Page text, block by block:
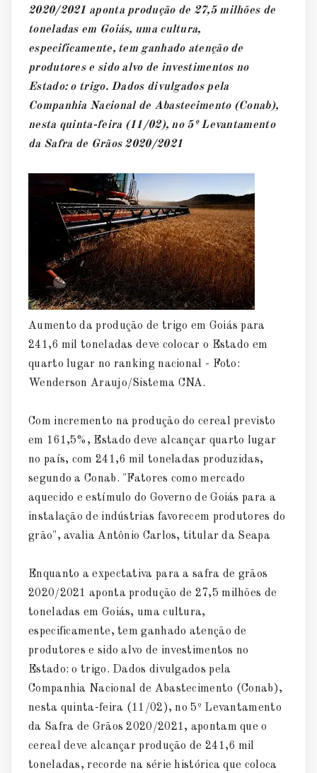
2020/2021 aponta produção de 27,5 milhões de
toneladas em Goiás, uma cultura,
especificamente, tem ganhado atenção de
produtores e sido alvo de investimentos no
Estado: o trigo. Dados divulgados pela
Companhia Nacional de Abastecimento (Conab),
nesta quinta-feira (11/02), no 5º Levantamento
da Safra de Grãos 2020/2021
Aumento da produção de trigo em Goiás para
241,6 mil toneladas deve colocar o Estado em
quarto lugar no ranking nacional - Foto:
Wenderson Araujo/Sistema CNA.
Com incremento na produção do cereal previsto
em 161,5%, Estado deve alcançar quarto lugar
no país, com 241,6 mil toneladas produzidas,
segundo a Conab. "Fatores como mercado
aquecido e estímulo do Governo de Goiás para a
instalação de indústrias favorecem produtores do
grão", avalia Antônio Carlos, titular da Seapa
Enquanto a expectativa para a safra de grãos
2020/2021 aponta produção de 27,5 milhões de
toneladas em Goiás, uma cultura,
especificamente, tem ganhado atenção de
produtores e sido alvo de investimentos no
Estado: o trigo. Dados divulgados pela
Companhia Nacional de Abastecimento (Conab),
nesta quinta-feira (11/02), no 5º Levantamento
da Safra de Grãos 2020/2021, apontam que o
cereal deve alcançar produção de 241,6 mil
toneladas, recorde na série histórica que coloca